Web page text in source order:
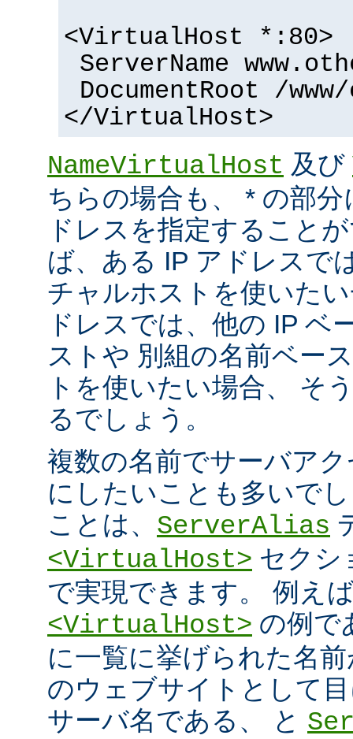
<VirtualHost *:80>
ServerName
DocumentRoot /
</VirtualHost>
NameVirtualHost 及び
ちらの場合も、 * の部
ドレスを指定すること
ば、ある IP アドレスで
チャルホストを使いた
ドレスでは、他の IP ベ
ストや 別組の名前ベー
トを使いたい場合、 そ
るでしょう。
複数の名前でサーバア
にしたいことも多いで
ことは、 ServerAlias
<VirtualHost> セクシ
で実現できます。 例え
<VirtualHost> の例で
に一覧に挙げられた名
のウェブサイトとして
サーバ名である、 と